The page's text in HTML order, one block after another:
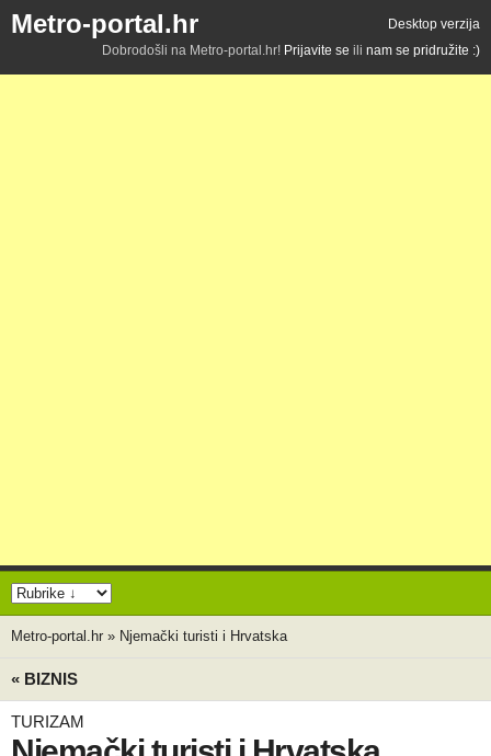
Metro-portal.hr
Desktop verzija
Dobrodošli na Metro-portal.hr! Prijavite se ili nam se pridružite :)
Metro-portal.hr » Njemački turisti i Hrvatska
« BIZNIS
TURIZAM